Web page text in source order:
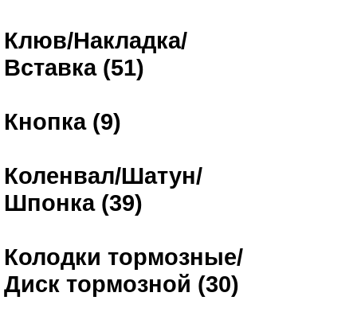
Клюв/Накладка/
Вставка (51)
Кнопка (9)
Коленвал/Шатун/
Шпонка (39)
Колодки тормозные/
Диск тормозной (30)